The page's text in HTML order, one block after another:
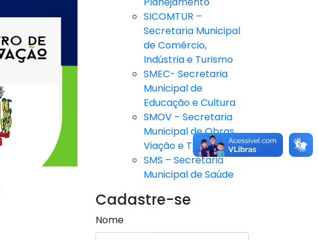
SICOMTUR –
Secretaria Municipal
de Comércio,
Indústria e Turismo
SMEC- Secretaria
Municipal de
Educação e Cultura
SMOV – Secretaria
Municipal de Obras,
Viação e Trânsito
SMS – Secretaria
Municipal de Saúde
Cadastre-se
Nome